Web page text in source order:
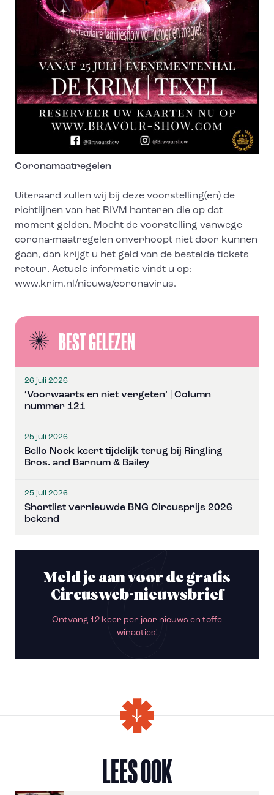
Coronamaatregelen
Uiteraard zullen wij bij deze voorstelling(en) de
richtlijnen van het RIVM hanteren die op dat
moment gelden. Mocht de voorstelling vanwege
corona-maatregelen onverhoopt niet door kunnen
gaan, dan krijgt u het geld van de bestelde tickets
retour. Actuele informatie vindt u op:
www.krim.nl/nieuws/coronavirus.
BEST GELEZEN
26 juli 2026
‘Voorwaarts en niet vergeten’ | Column
nummer 121
25 juli 2026
Bello Nock keert tijdelijk terug bij Ringling
Bros. and Barnum & Bailey
25 juli 2026
Shortlist vernieuwde BNG Circusprijs 2026
bekend
Meld je aan voor de gratis
Circusweb-nieuwsbrief
Ontvang 12 keer per jaar nieuws en toffe
winacties!
LEES OOK